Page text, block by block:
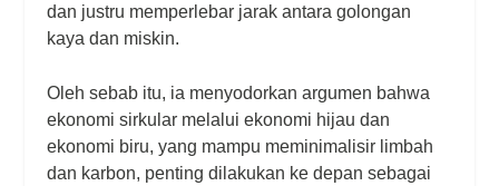
dan justru memperlebar jarak antara golongan
kaya dan miskin.
Oleh sebab itu, ia menyodorkan argumen bahwa
ekonomi sirkular melalui ekonomi hijau dan
ekonomi biru, yang mampu meminimalisir limbah
dan karbon, penting dilakukan ke depan sebagai